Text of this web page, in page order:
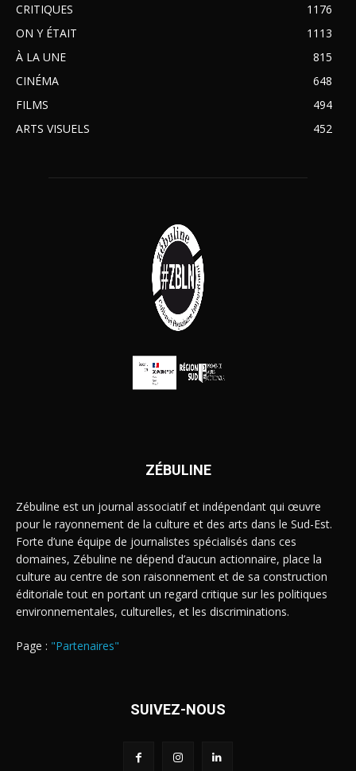
CRITIQUES
1176
ON Y ÉTAIT
1113
À LA UNE
815
CINÉMA
648
FILMS
494
ARTS VISUELS
452
ZÉBULINE
Zébuline est un journal associatif et indépendant qui œuvre
pour le rayonnement de la culture et des arts dans le Sud-Est.
Forte d’une équipe de journalistes spécialisés dans ces
domaines, Zébuline ne dépend d’aucun actionnaire, place la
culture au centre de son raisonnement et de sa construction
éditoriale tout en portant un regard critique sur les politiques
environnementales, culturelles, et les discriminations.
Page : "Partenaires"
SUIVEZ-NOUS